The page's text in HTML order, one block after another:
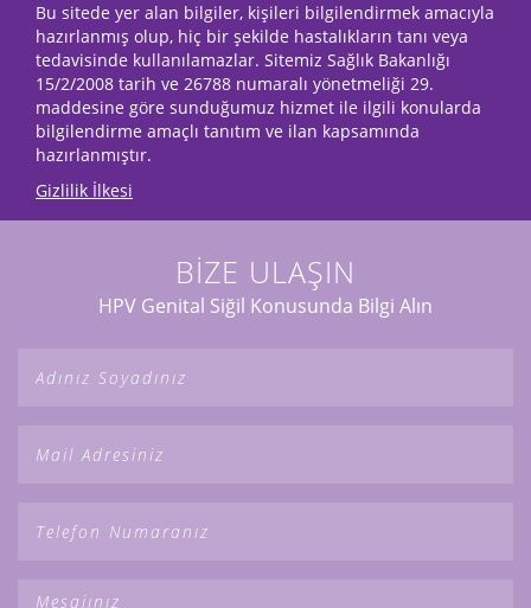
Bu sitede yer alan bilgiler, kişileri bilgilendirmek amacıyla
hazırlanmış olup, hiç bir şekilde hastalıkların tanı veya
tedavisinde kullanılamazlar. Sitemiz Sağlık Bakanlığı
15/2/2008 tarih ve 26788 numaralı yönetmeliği 29.
maddesine göre sunduğumuz hizmet ile ilgili konularda
bilgilendirme amaçlı tanıtım ve ilan kapsamında
hazırlanmıştır.
Gizlilik İlkesi
BİZE ULAŞIN
HPV Genital Siğil Konusunda Bilgi Alın